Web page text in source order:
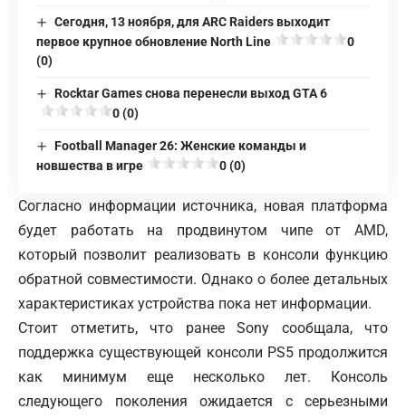
Сегодня, 13 ноября, для ARC Raiders выходит
первое крупное обновление North Line
0
(0)
Rocktar Games снова перенесли выход GTA 6
0 (0)
Football Manager 26: Женские команды и
новшества в игре
0 (0)
Согласно информации источника, новая платформа
будет работать на продвинутом чипе от AMD,
который позволит реализовать в консоли функцию
обратной совместимости. Однако о более детальных
характеристиках устройства пока нет информации.
Стоит отметить, что ранее Sony сообщала, что
поддержка существующей консоли PS5продолжится
как минимум еще несколько лет. Консоль
следующего поколения ожидается с серьезными